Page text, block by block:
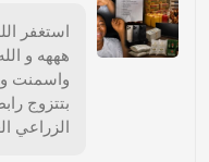
استغفر
هههه و
واسمنت و
بتتزوج
الزراعي